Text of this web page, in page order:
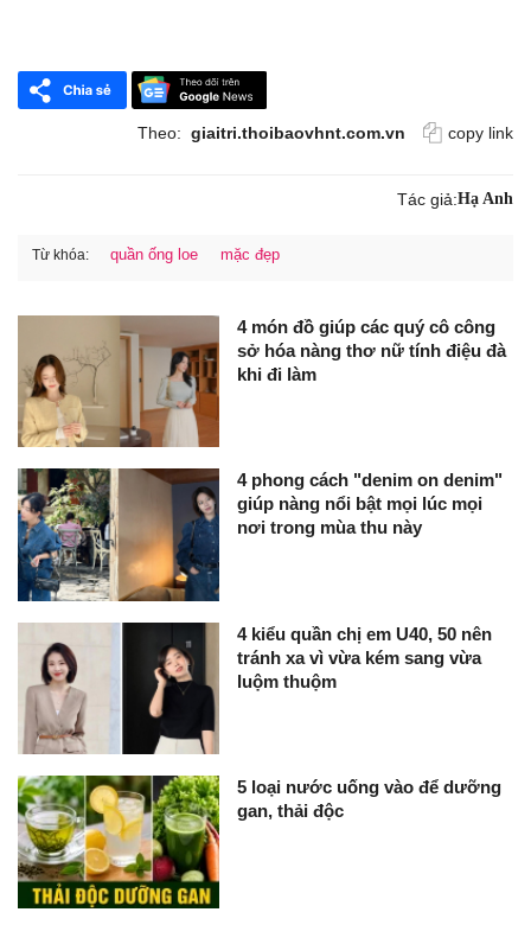
Theo: giaitri.thoibaovhnt.com.vn copy link
Tác giả:Hạ Anh
Từ khóa: quần ống loe mặc đẹp
4 món đồ giúp các quý cô công
sở hóa nàng thơ nữ tính điệu đà
khi đi làm
4 phong cách "denim on denim"
giúp nàng nổi bật mọi lúc mọi
nơi trong mùa thu này
4 kiểu quần chị em U40, 50 nên
tránh xa vì vừa kém sang vừa
luộm thuộm
5 loại nước uống vào để dưỡng
gan, thải độc